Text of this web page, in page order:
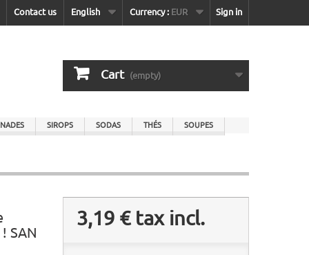
Sign in
Currency : EUR
English
Contact us
Cart (empty)
SIROPS SODAS THÉS SOUPES
SAN
3,19 €tax incl.